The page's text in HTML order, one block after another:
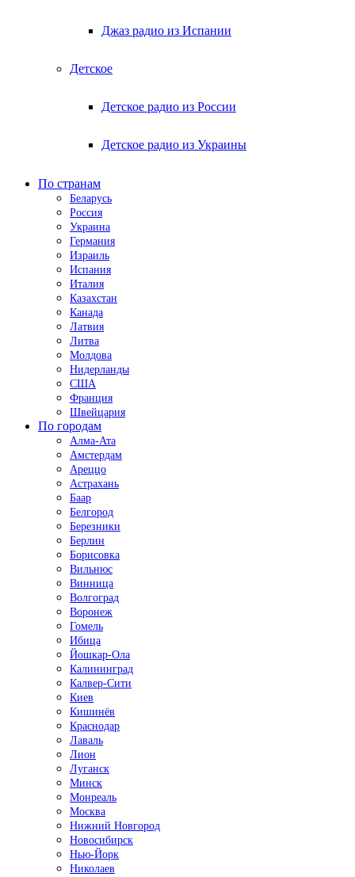
Джаз радио из Испании
Детское
Детское радио из России
Детское радио из Украины
По странам
Беларусь
Россия
Украина
Германия
Израиль
Испания
Италия
Казахстан
Канада
Латвия
Литва
Молдова
Нидерланды
США
Франция
Швейцария
По городам
Алма-Ата
Амстердам
Ареццо
Астрахань
Баар
Белгород
Березники
Берлин
Борисовка
Вильнюс
Винница
Волгоград
Воронеж
Гомель
Ибица
Йошкар-Ола
Калининград
Калвер-Сити
Киев
Кишинёв
Краснодар
Лаваль
Лион
Луганск
Минск
Монреаль
Москва
Нижний Новгород
Новосибирск
Нью-Йорк
Николаев